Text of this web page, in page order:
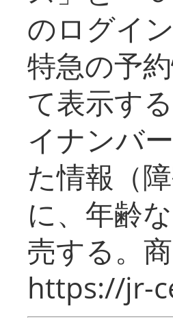
のログイ
特急の予
て表示す
イナンバ
た情報（
に、年齢
売する。
https://jr-